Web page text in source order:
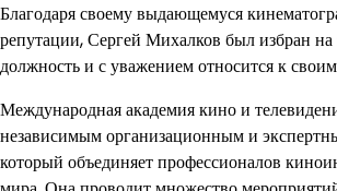
Благодаря своему выдающемуся
репутации, Сергей Михалков был избран
должность и с уважением относится к
Международная академия кино и
независимым организационным и
который объединяет профессионалов